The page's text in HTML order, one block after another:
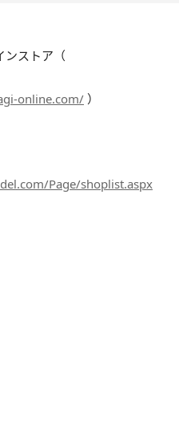
ンストア（
online.com/ ）
Page/shoplist.aspx